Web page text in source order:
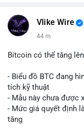
Vlike Wire
44 m
Bitcoin có thể tăng
- Biểu đồ BTC đang
tích kỹ thuật
- Mẫu này chưa được
- Mức giá quyết định
tăng